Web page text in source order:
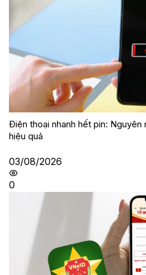
Điện thoại nhanh hết pin: Nguyên
hiệu quả
03/08/2026
0